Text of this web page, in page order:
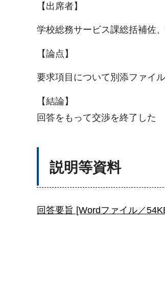
【出席者】
学校総務サービス課総括補佐
【論点】
要求項目について別添ファイ
【結論】
回答をもって交渉を終了した
説明等資料
回答要旨 [Wordファイル／